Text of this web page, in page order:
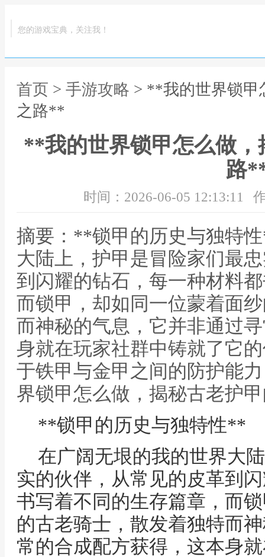
您的游戏宝典，关注我！
首页 > 手游攻略 > **我的世界锁甲
之路**
**我的世界锁甲怎么做
路
时间：2026-06-05 12:13:11
摘要：**锁甲的历史与独特
大陆上，护甲是冒险家们最
到闪耀的钻石，每一种材料
而锁甲，却如同一位蒙着面
而神秘的气息，它并非通过
身就在玩家社群中铸就了它
于铁甲与金甲之间的防护能
界锁甲怎么做，揭秘古老护
**锁甲的历史与独特性**
在广阔无垠的我的世界大
实的伙伴，从常见的皮革到
书写着不同的生存篇章，而
的古老骑士，散发着独特而
常的合成配方获得，这本身